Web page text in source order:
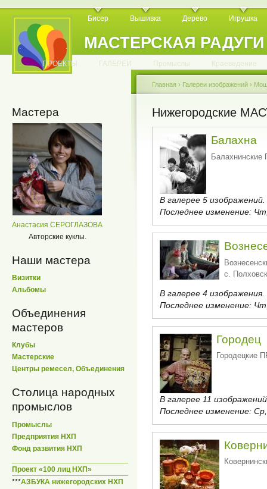
МАСТЕРСКАЯ РАДУГИ
Бисер Вышивка Дерево Игрушка
. . . . . . . . . . .
. ПРОЕКТЫ ГАЛЕРЕИ Промыслы Краеведение
Мастера
Анастасия СЕРОГЛАЗОВА
Авторские куклы.
Наши мастера
Визитки
Альбомы
Объединения
мастеров
Клубы
Мастерские
Центры ремесел, Объединения
Столица народных
промыслов
Промыслы
Предприятия НХП
Фонд развития НХП
Проект «100 лиц НХП»
***АЗБУКА нижегородских НХП
Главная › Галереи изображений ›
Нижегородские
Балахна
В галерее 5 изображений.
Последнее изменение:
с.
В галерее 4 изображения.
Последнее изменение:
Городец
В галерее 11
Последнее изменение: